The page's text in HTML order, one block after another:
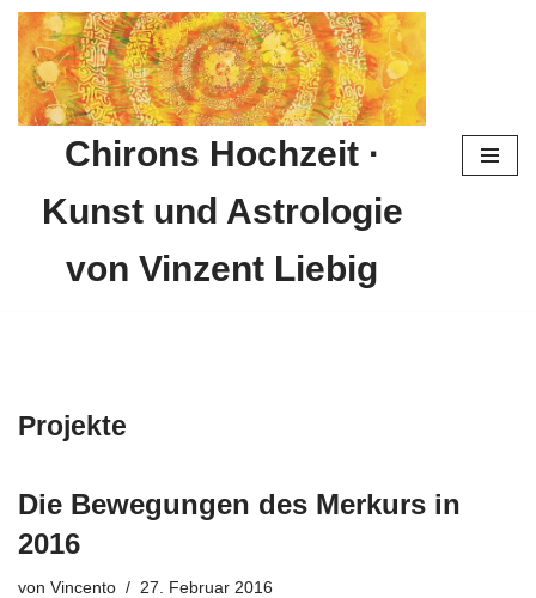
Zum
Inhalt
springen
Chirons Hochzeit ·
Kunst und Astrologie
von Vinzent Liebig
Projekte
Die Bewegungen des Merkurs in
2016
von Vincento 27. Februar 2016